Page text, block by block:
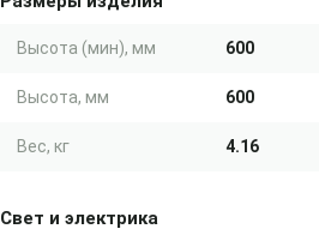
Высота (мин), мм 600
Высота, мм 600
Вес, кг 4.16
Свет и электрика